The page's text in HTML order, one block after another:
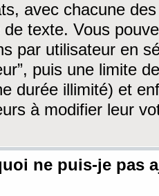
avec chacune
de texte. Vous
par utilisateur en
puis une limite
durée illimité) et
à modifier leur
ne puis-je pas